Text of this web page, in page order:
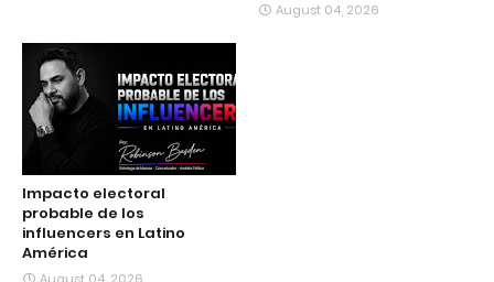
August 04, 2026
Impacto electoral
probable de los
influencers en Latino
América